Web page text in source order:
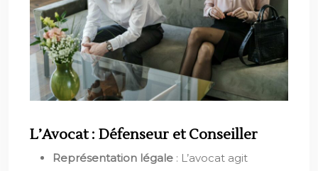
L’Avocat : Défenseur et Conseiller
Représentation légale : L’avocat agit